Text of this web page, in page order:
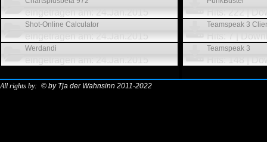
eingetragen am: 24.Jan.2015
Shot-Online Calculator
eingetragen am: 24.Jan.2015
Werdandi
eingetragen am: 24.Jan.2015
Hits: 222 |
Teamspeak 3
Hits: 7 |
Teamspeak 3
Hits: 148 |
All rights by: © by Tja der Wahnsinn 2011-2022